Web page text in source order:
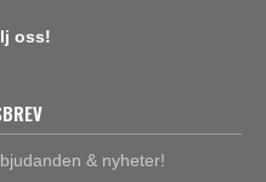
oss!
& nyheter!